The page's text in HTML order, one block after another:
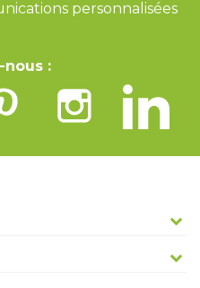
personnalisées
nous :